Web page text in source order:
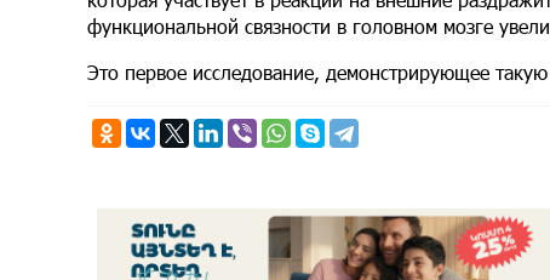
функциональной связности в головном мозге
Это первое исследование, демонстрирующее такую